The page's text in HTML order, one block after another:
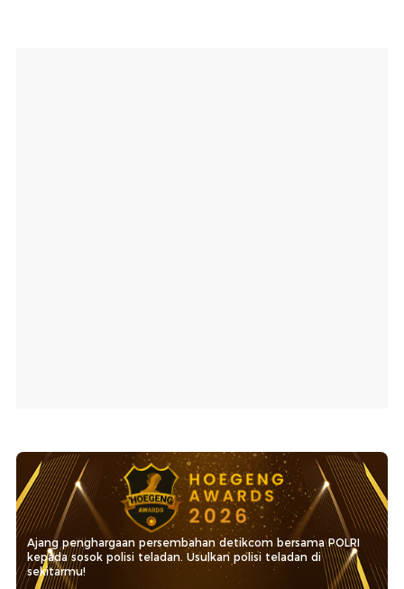
Ajang penghargaan persembahan detikcom bersama POLRI
kepada sosok polisi teladan. Usulkan polisi teladan di
sekitarmu!